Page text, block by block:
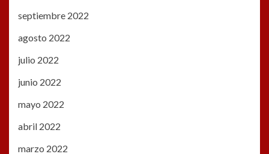
septiembre 2022
agosto 2022
julio 2022
junio 2022
mayo 2022
abril 2022
marzo 2022